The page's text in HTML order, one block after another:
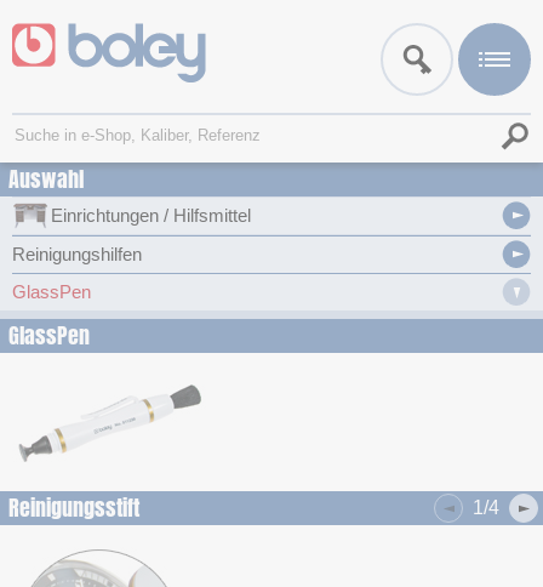
Auswahl
Einrichtungen / Hilfsmittel
Reinigungshilfen
GlassPen
GlassPen
Reinigungsstift 1/4